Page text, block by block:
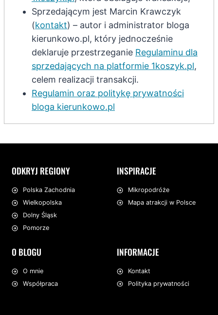
Sprzedającym jest Marcin Krawczyk
(kontakt) – autor i administrator bloga
kierunkowo.pl, który jednocześnie
deklaruje przestrzeganie Regulaminu dla
sprzedających na platformie 1koszyk.pl,
celem realizacji transakcji.
Regulamin oraz politykę prywatności
bloga kierunkowo.pl
ODKRYJ REGIONY
Polska Zachodnia
Wielkopolska
Dolny Śląsk
Pomorze
INSPIRACJE
Mikropodróże
Mapa atrakcji w Polsce
O BLOGU
O mnie
Współpraca
INFORMACJE
Kontakt
Polityka prywatności